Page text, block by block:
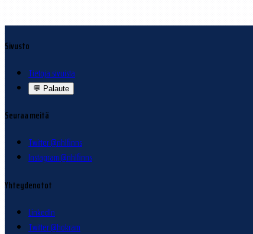
Sivusto
Tietoja sivuista
💬 Palaute
Seuraa meitä
Twitter @nhlfinns
Instagram @nhlfinns
Yhteydenotot
LinkedIn
Twitter @hokram